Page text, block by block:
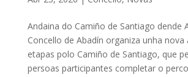
Andaina do Camiño de Santiago dende
Concello de Abadín organiza unha nova
etapas polo Camiño de Santiago, que
persoas participantes completar o